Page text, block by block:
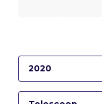
2020